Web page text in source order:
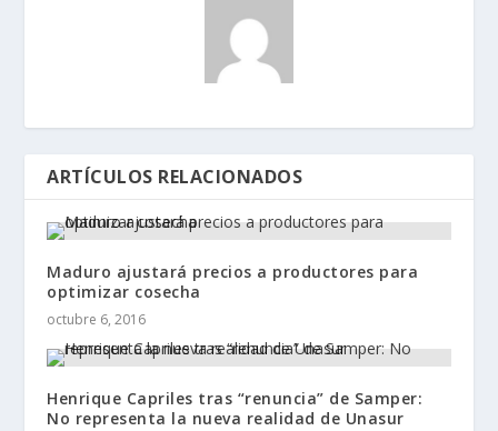
ARTÍCULOS RELACIONADOS
Maduro ajustará precios a productores para
optimizar cosecha
octubre 6, 2016
Henrique Capriles tras “renuncia” de Samper:
No representa la nueva realidad de Unasur